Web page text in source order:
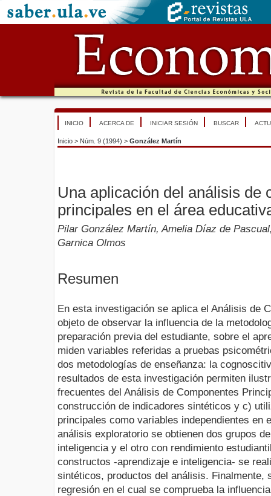
INICIO ACERCA DE INICIAR SESIÓN BUSCAR
Inicio > Núm. 9 (1994) > González Martín
Una aplicación del análisis de
principales en el área
Pilar González Martín, Amelia Díaz de
Garnica Olmos
Resumen
En esta investigación se aplica el Análisis de
objeto de observar la influencia de la
preparación previa del estudiante, sobre el
miden variables referidas a pruebas
dos metodologías de enseñanza: la
resultados de esta investigación permiten
frecuentes del Análisis de Componentes
construcción de indicadores sintéticos y c)
principales como variables independientes en
análisis exploratorio se obtienen dos grupos
inteligencia y el otro con rendimiento
constructos -aprendizaje e inteligencia- se
sintéticos, productos del análisis. Finalmente,
regresión en el cual se comprueba la